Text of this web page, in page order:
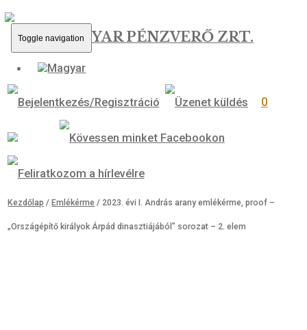
MAGYAR PÉNZVERŐ ZRT.
Toggle navigation
Kezdőlap/Emlékérme/ 2023. évi I. András arany emlékérme, proof